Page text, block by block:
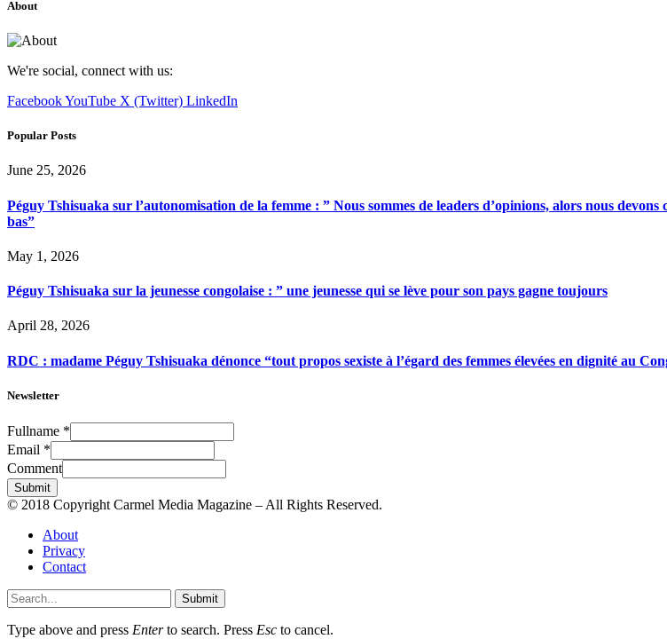
About
We're social, connect with us:
FacebookYouTube X (Twitter) LinkedIn
Popular Posts
June 25, 2026
Péguy Tshisuaka sur l’autonomisation de la femme : ” Nous sommes de leaders d’opinions, alors nous
bas”
May 1, 2026
Péguy Tshisuaka sur la jeunesse congolaise : ” une jeunesse qui se lève pour son pays gagne toujours
April 28, 2026
RDC : madame Péguy Tshisuaka dénonce “tout propos sexiste à l’égard des femmes élevées en dignité au
Newsletter
Fullname *
Email *
Comment
Submit
© 2018 Copyright Carmel Media Magazine – All Rights Reserved.
About
Privacy
Contact
Submit
Type above and press Enterto search. Press Esc to cancel.